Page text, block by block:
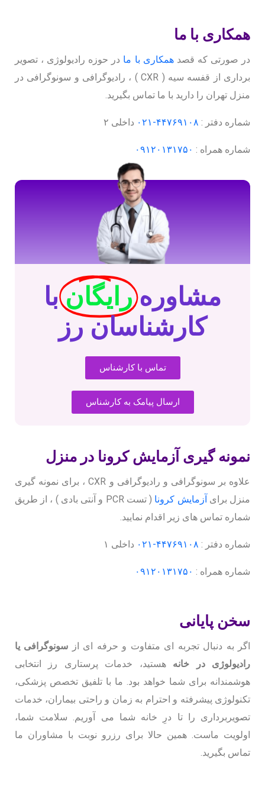
همکاری با ما
در صورتی که قصدهمکاری با ما در حوزه رادیولوژی ، تصویر
برداری از قفسه سیه ( CXR ) ، رادیوگرافی و سونوگرافی در
منزل تهران را دارید با ما تماس بگیرید.
شماره دفتر : ۴۴۷۶۹۱۰۸-۰۲۱ داخلی ۲
شماره همراه : ۰۹۱۲۰۱۳۱۷۵۰
مشاوره رایگان با
کارشناسان رز
تماس با کارشناس
ارسال پیامک به کارشناس
نمونه گیری آزمایش کرونا در منزل
علاوه بر سونوگرافی و رادیوگرافی و CXR ، برای نمونه گیری
منزل برای آزمایش کرونا
( تست PCR و آنتی بادی ) ، از طریق
شماره تماس های زیر اقدام نمایید.
شماره دفتر : ۴۴۷۶۹۱۰۸-۰۲۱ داخلی ۱
شماره همراه : ۰۹۱۲۰۱۳۱۷۵۰
سخن پایانی
اگر به دنبال تجربه ای متفاوت و حرفه ای از سونوگرافی یا
رادیولوژی در خانه هستید، خدمات پرستاری رز انتخابی
هوشمندانه برای شما خواهد بود. ما با تلفیق تخصص پزشکی،
تکنولوژی پیشرفته و احترام به زمان و راحتی بیماران، خدمات
تصویربرداری را تا درِ خانه شما می آوریم. سلامت شما،
اولویت ماست. همین حالا برای رزرو نوبت با مشاوران ما
تماس بگیرید.